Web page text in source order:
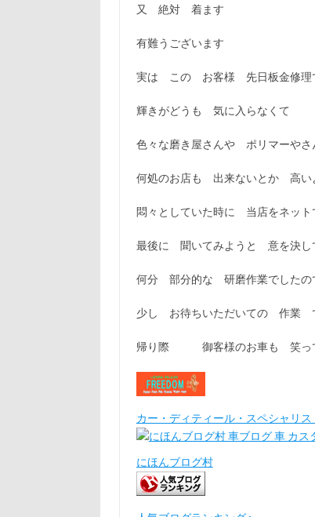
又 絶対 着ます
有難うございます
実は この お客様 先日板金修理
輝きがどうも 気に入らなくて
色々な磨き屋さんや ポリマーや
何処のお店も 出来ないとか 高い
悶々としていた時に 当店をネット
最後に 聞いてみようと 意を決
何分 部分的な 研磨作業でしたの
少し お待ちいただいての 作業
帰り際 御客様のお車も 笑っ
カー・ディティール・スペシャリ
にほんブログ村